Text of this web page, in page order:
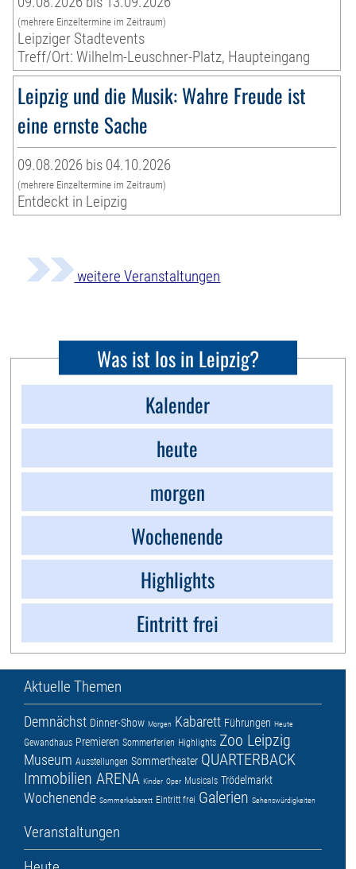
(mehrere Einzeltermine im Zeitraum)
Leipziger Stadtevents
Treff/Ort: Wilhelm-Leuschner-Platz, Haupteingang
Leipzig und die Musik: Wahre Freude ist
eine ernste Sache
09.08.2026 bis 04.10.2026
(mehrere Einzeltermine im Zeitraum)
Entdeckt in Leipzig
weitere Veranstaltungen
Was ist los in Leipzig?
Kalender
heute
morgen
Wochenende
Highlights
Eintritt frei
Aktuelle Themen
Demnächst Dinner-Show Morgen Kabarett Führungen Heute
Gewandhaus Premieren Sommerferien Highlights Zoo Leipzig
Museum Ausstellungen Sommertheater QUARTERBACK
Immobilien ARENA Kinder Oper Musicals Trödelmarkt
Wochenende Sommerkabarett Eintritt frei Galerien Sehenswürdigkeiten
Veranstaltungen